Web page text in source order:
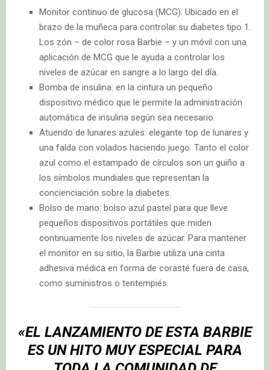
Monitor continuo de glucosa (MCG): Ubicado en el
brazo de la muñeca para controlar su diabetes tipo 1.
Los zón – de color rosa Barbie – y un móvil con una
aplicación de MCG que le ayuda a controlar los
niveles de azúcar en sangre a lo largo del día.
Bomba de insulina: en la cintura un pequeño
dispositivo médico que le permite la administración
automática de insulina según sea necesario.
Atuendo de lunares azules: elegante top de lunares y
una falda con volados haciendo juego. Tanto el color
azul como el estampado de círculos son un guiño a
los símbolos mundiales que representan la
concienciación sobre la diabetes.
Bolso de mano: bolso azul pastel para que lleve
pequeños dispositivos portátiles que miden
continuamente los niveles de azúcar. Para mantener
el monitor en su sitio, la Barbie utiliza una cinta
adhesiva médica en forma de corasté fuera de casa,
como suministros o tentempiés.
«EL LANZAMIENTO DE ESTA BARBIE
ES UN HITO MUY ESPECIAL PARA